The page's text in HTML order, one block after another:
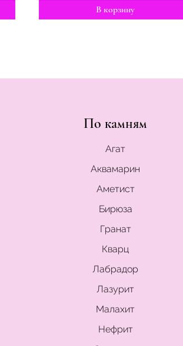
В корзину
По камням
Агат
Аквамарин
Аметист
Бирюза
Гранат
Кварц
Лабрадор
Лазурит
Малахит
Нефрит